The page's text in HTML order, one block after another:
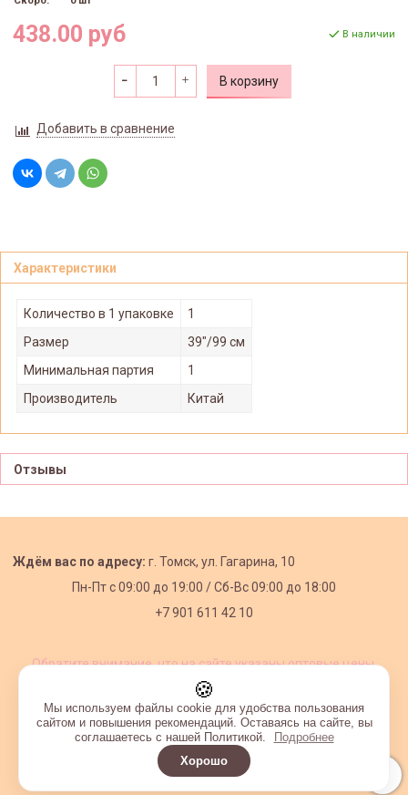
438.00 руб В наличии
В корзину
Добавить в сравнение
Характеристики
Количество в 1 упаковке
1
Размер
39"/99 см
Минимальная партия
1
Производитель
Китай
Отзывы
Ждём вас по адресу: г. Томск, ул. Гагарина, 10
Пн-Пт с09:00 до 19:00 /Сб-Вс 09:00 до 18:00
+7 901 611 42 10
Обратите внимание, что на сайте указаны оптовые цены,
Интернет-магазин создан на InSales
🍪
Мы используем файлы cookie для удобства пользования
сайтом и повышения рекомендаций. Оставаясь на сайте, вы
соглашаетесь с нашей Политикой.
Подробнее
Хорошо